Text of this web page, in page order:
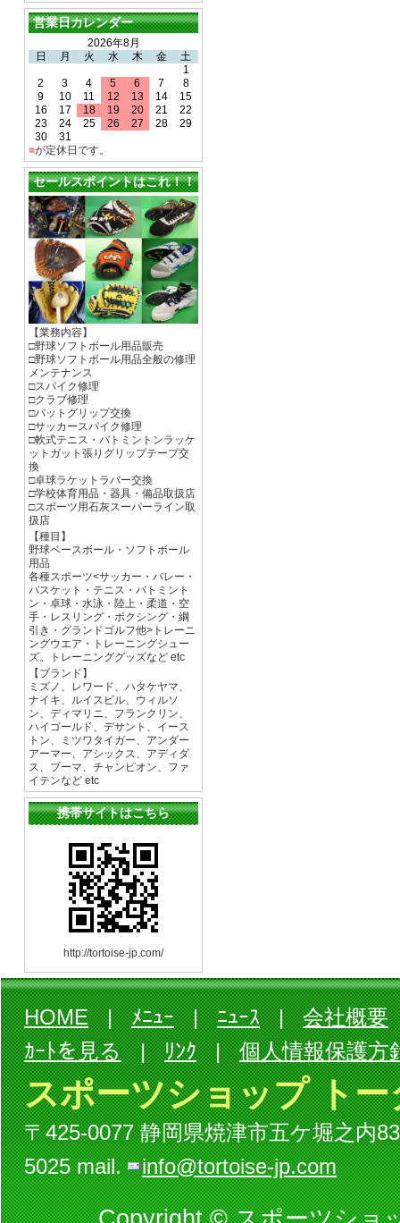
営業日カレンダー
2026年8月
日
月 火 水 木 金
土
1
2
3 4 5 6 7
8
9
10 11 12 13 14
15
16
17 18 19 20 21
22
23
24 25 26 27 28
29
30
31
■が定休日です。
セールスポイントはこれ！！
【業務内容】
□野球ソフトボール用品販売
□野球ソフトボール用品全般の修理
メンテナンス
□スパイク修理
□クラブ修理
□バットグリップ交換
□サッカースパイク修理
□軟式テニス・バトミントンラッケ
ットガット張りグリップテープ交
換
□卓球ラケットラバー交換
□学校体育用品・器具・備品取扱店
□スポーツ用石灰スーパーライン取
扱店
【種目】
野球ベースボール・ソフトボール
用品
各種スポーツ<サッカー・バレー・
バスケット・テニス・バトミント
ン・卓球・水泳・陸上・柔道・空
手・レスリング・ボクシング・綱
引き・グランドゴルフ他>トレーニ
ングウエア・トレーニングシュー
ズ。トレーニンググッズなど etc
【ブランド】
ミズノ、レワード、ハタケヤマ、
ナイキ、ルイスビル、ウィルソ
ン、ディマリニ、フランクリン、
ハイゴールド、デサント、イース
トン、ミツワタイガー、アンダー
アーマー、アシックス、アディダ
ス、プーマ、チャンピオン、ファ
イテンなど etc
携帯サイトはこちら
http://tortoise-jp.com/
HOME|ﾒﾆｭｰ|ﾆｭｰｽ|会社概要
ｶｰﾄを見る|ﾘﾝｸ|個人情報保護方
スポーツショップ ト
〒425-0077 静岡県焼津市五ケ堀之内
5025 mail. info@tortoise-jp.com